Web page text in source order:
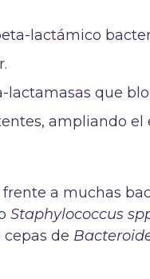
lactámico
lactamasas que
ampliando el
a muchas
Staphylococcus
cepas de